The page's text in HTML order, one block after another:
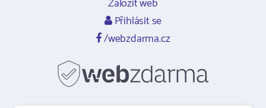
Založit web
Přihlásit se
/webzdarma.cz